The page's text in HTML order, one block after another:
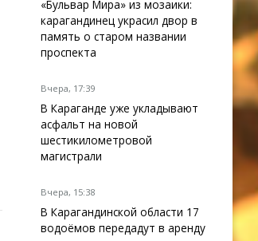
«Бульвар Мира» из мозаики:
карагандинец украсил двор в
память о старом названии
проспекта
Вчера, 17:39
В Караганде уже укладывают
асфальт на новой
шестикилометровой
магистрали
Вчера, 15:38
В Карагандинской области 17
водоёмов передадут в аренду